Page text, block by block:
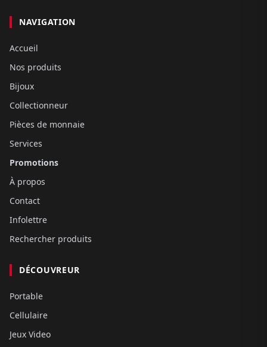
NAVIGATION
Accueil
Nos produits
Bijoux
Collectionneur
Pièces de monnaie
Services
Promotions
À propos
Contact
Infolettre
Rechercher produits
DÉCOUVREUR
Portable
Cellulaire
Jeux Video